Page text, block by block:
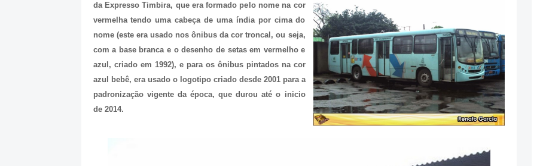
da Expresso Timbira, que era formado pelo nome na cor
vermelha tendo uma cabeça de uma índia por cima do
nome (este era usado nos ônibus da cor troncal, ou seja,
com a base branca e o desenho de setas em vermelho e
azul, criado em 1992), e para os ônibus pintados na cor
azul bebê, era usado o logotipo criado desde 2001 para a
padronização vigente da época, que durou até o inicio
de 2014.